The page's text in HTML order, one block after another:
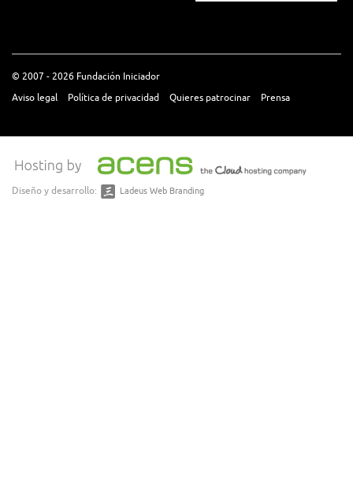
© 2007 - 2026 Fundación Iniciador
Aviso legal Política de privacidad Quieres patrocinar Prensa
Diseño y desarrollo: Ladeus Web Branding